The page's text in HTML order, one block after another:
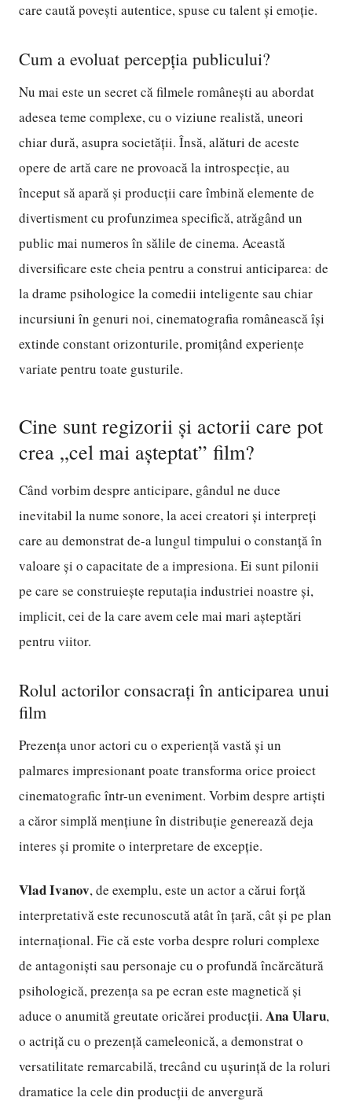
care caută povești autentice, spuse cu talent și emoție.
Cum a evoluat percepția publicului?
Nu mai este un secret că filmele românești au abordat
adesea teme complexe, cu o viziune realistă, uneori
chiar dură, asupra societății. Însă, alături de aceste
opere de artă care ne provoacă la introspecție, au
început să apară și producții care îmbină elemente de
divertisment cu profunzimea specifică, atrăgând un
public mai numeros în sălile de cinema. Această
diversificare este cheia pentru a construi anticiparea: de
la drame psihologice la comedii inteligente sau chiar
incursiuni în genuri noi, cinematografia românească își
extinde constant orizonturile, promițând experiențe
variate pentru toate gusturile.
Cine sunt regizorii și actorii care pot
crea „cel mai așteptat” film?
Când vorbim despre anticipare, gândul ne duce
inevitabil la nume sonore, la acei creatori și interpreți
care au demonstrat de-a lungul timpului o constanță în
valoare și o capacitate de a impresiona. Ei sunt pilonii
pe care se construiește reputația industriei noastre și,
implicit, cei de la care avem cele mai mari așteptări
pentru viitor.
Rolul actorilor consacrați în anticiparea unui
film
Prezența unor actori cu o experiență vastă și un
palmares impresionant poate transforma orice proiect
cinematografic într-un eveniment. Vorbim despre artiști
a căror simplă mențiune în distribuție generează deja
interes și promite o interpretare de excepție.
Vlad Ivanov, de exemplu, este un actor a cărui forță
interpretativă este recunoscută atât în țară, cât și pe plan
internațional. Fie că este vorba despre roluri complexe
de antagoniști sau personaje cu o profundă încărcătură
psihologică, prezența sa pe ecran este magnetică și
aduce o anumită greutate oricărei producții. Ana Ularu,
o actriță cu o prezență cameleonică, a demonstrat o
versatilitate remarcabilă, trecând cu ușurință de la roluri
dramatice la cele din producții de anvergură